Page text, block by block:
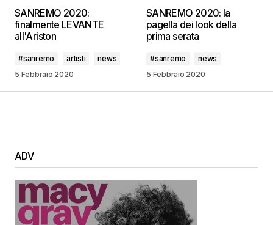
SANREMO 2020:
finalmente LEVANTE
all'Ariston
#sanremo artisti
news
5 Febbraio 2020
SANREMO 2020: la
pagella dei look della
prima serata
#sanremo
news
5 Febbraio 2020
ADV